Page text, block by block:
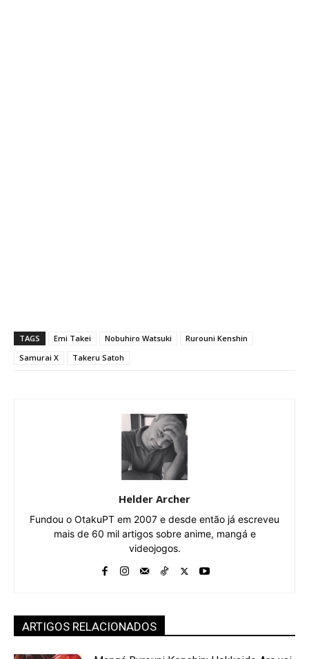
TAGS Emi Takei Nobuhiro Watsuki
Rurouni Kenshin
Samurai X
Takeru Satoh
Helder Archer
Fundou o OtakuPT em 2007 e desde então já escreveu
mais de 60 mil artigos sobre anime, mangá e
videojogos.
ARTIGOS RELACIONADOS